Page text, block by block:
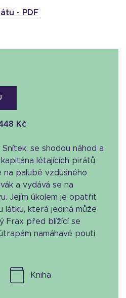
- PDF
Kč
Snítek, se shodou náhod a
létajících pirátů
na palubě vzdušného
a vydává se na
Jejím úkolem je opatřit
látku, která jediná může
Frax před blížící se
namáhavé pouti
kniha